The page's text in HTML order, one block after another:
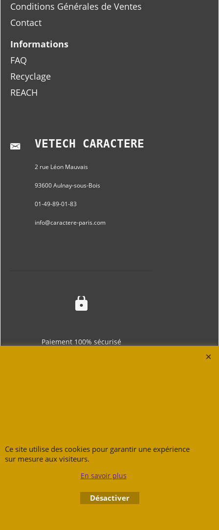
Conditions Générales de Ventes
Contact
Informations
FAQ
Recyclage
REACH
VETECH CARACTERE
2 rue Léon Mauvais
93600 Aulnay-sous-Bois
01-49-89-01-83
info@caractere-paris.com
Paiement 100% sécurisé
Toute une équipe à votre écoute
Ce site utilise des cookies pour garantir une expérience
sur mesure aux visiteurs.
En savoir plus
Désactiver